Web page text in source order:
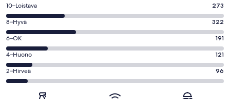
Arvosana
10
-
Loistava.
273
kautta
1003
arvostelua
10–Loistava 273
Arvosana
8
-
Hyvä.
322
kautta
1003
8–Hyvä 322
Arvosana
6
-
OK.
191
6–OK 191
Arvosana
4
-
4–Huono 121
Arvosana
2
2–Hirveä 96